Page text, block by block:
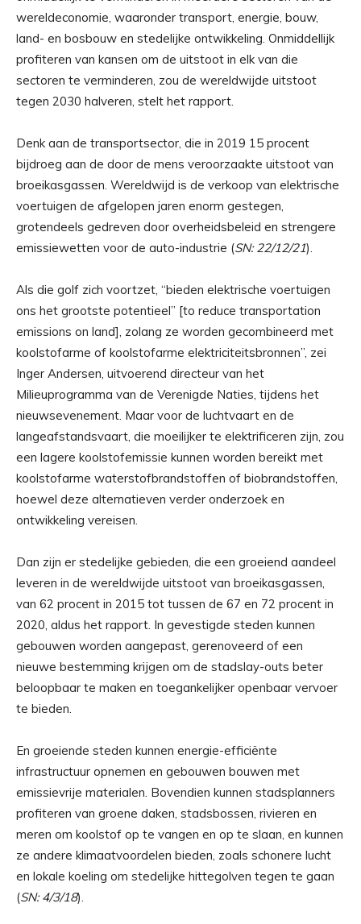
wereldeconomie, waaronder transport, energie, bouw,
land- en bosbouw en stedelijke ontwikkeling. Onmiddellijk
profiteren van kansen om de uitstoot in elk van die
sectoren te verminderen, zou de wereldwijde uitstoot
tegen 2030 halveren, stelt het rapport.
Denk aan de transportsector, die in 2019 15 procent
bijdroeg aan de door de mens veroorzaakte uitstoot van
broeikasgassen. Wereldwijd is de verkoop van elektrische
voertuigen de afgelopen jaren enorm gestegen,
grotendeels gedreven door overheidsbeleid en strengere
emissiewetten voor de auto-industrie (SN: 22/12/21).
Als die golf zich voortzet, “bieden elektrische voertuigen
ons het grootste potentieel” [to reduce transportation
emissions on land], zolang ze worden gecombineerd met
koolstofarme of koolstofarme elektriciteitsbronnen”, zei
Inger Andersen, uitvoerend directeur van het
Milieuprogramma van de Verenigde Naties, tijdens het
nieuwsevenement. Maar voor de luchtvaart en de
langeafstandsvaart, die moeilijker te elektrificeren zijn, zou
een lagere koolstofemissie kunnen worden bereikt met
koolstofarme waterstofbrandstoffen of biobrandstoffen,
hoewel deze alternatieven verder onderzoek en
ontwikkeling vereisen.
Dan zijn er stedelijke gebieden, die een groeiend aandeel
leveren in de wereldwijde uitstoot van broeikasgassen,
van 62 procent in 2015 tot tussen de 67 en 72 procent in
2020, aldus het rapport. In gevestigde steden kunnen
gebouwen worden aangepast, gerenoveerd of een
nieuwe bestemming krijgen om de stadslay-outs beter
beloopbaar te maken en toegankelijker openbaar vervoer
te bieden.
En groeiende steden kunnen energie-efficiënte
infrastructuur opnemen en gebouwen bouwen met
emissievrije materialen. Bovendien kunnen stadsplanners
profiteren van groene daken, stadsbossen, rivieren en
meren om koolstof op te vangen en op te slaan, en kunnen
ze andere klimaatvoordelen bieden, zoals schonere lucht
en lokale koeling om stedelijke hittegolven tegen te gaan
(SN: 4/3/18).